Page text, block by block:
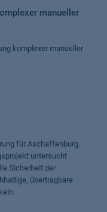
manueller
komplexer manueller
für Aschaffenburg.
untersucht
Sicherheit der
übertragbare